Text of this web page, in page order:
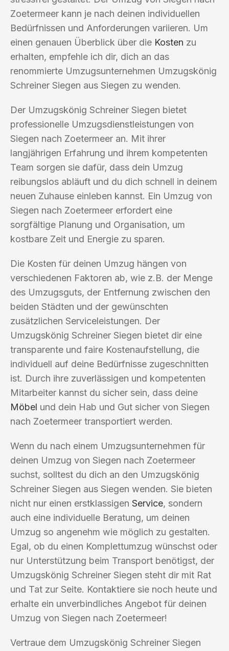
Zoetermeer kann je nach deinen individuellen
Bedürfnissen und Anforderungen variieren. Um
einen genauen Überblick über die Kosten zu
erhalten, empfehle ich dir, dich an das
renommierte Umzugsunternehmen Umzugskönig
Schreiner Siegen aus Siegen zu wenden.
Der Umzugskönig Schreiner Siegen bietet
professionelle Umzugsdienstleistungen von
Siegen nach Zoetermeer an. Mit ihrer
langjährigen Erfahrung und ihrem kompetenten
Team sorgen sie dafür, dass dein Umzug
reibungslos abläuft und du dich schnell in deinem
neuen Zuhause einleben kannst. Ein Umzug von
Siegen nach Zoetermeer erfordert eine
sorgfältige Planung und Organisation, um
kostbare Zeit und Energie zu sparen.
Die Kosten für deinen Umzug hängen von
verschiedenen Faktoren ab, wie z.B. der Menge
des Umzugsguts, der Entfernung zwischen den
beiden Städten und der gewünschten
zusätzlichen Serviceleistungen. Der
Umzugskönig Schreiner Siegen bietet dir eine
transparente und faire Kostenaufstellung, die
individuell auf deine Bedürfnisse zugeschnitten
ist. Durch ihre zuverlässigen und kompetenten
Mitarbeiter kannst du sicher sein, dass deine
Möbel und dein Hab und Gut sicher von Siegen
nach Zoetermeer transportiert werden.
Wenn du nach einem Umzugsunternehmen für
deinen Umzug von Siegen nach Zoetermeer
suchst, solltest du dich an den Umzugskönig
Schreiner Siegen aus Siegen wenden. Sie bieten
nicht nur einen erstklassigen Service, sondern
auch eine individuelle Beratung, um deinen
Umzug so angenehm wie möglich zu gestalten.
Egal, ob du einen Komplettumzug wünschst oder
nur Unterstützung beim Transport benötigst, der
Umzugskönig Schreiner Siegen steht dir mit Rat
und Tat zur Seite. Kontaktiere sie noch heute und
erhalte ein unverbindliches Angebot für deinen
Umzug von Siegen nach Zoetermeer!
Vertraue dem Umzugskönig Schreiner Siegen